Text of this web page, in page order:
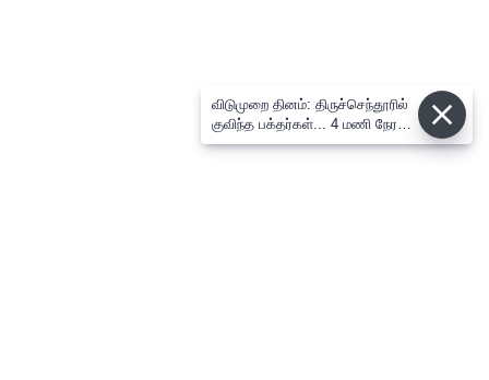
விடுமுறை தினம்: திருச்செந்தூரில்
குவிந்த பக்தர்கள்... 4 மணி நேரம்
காத்திருந்து தரிசனம்